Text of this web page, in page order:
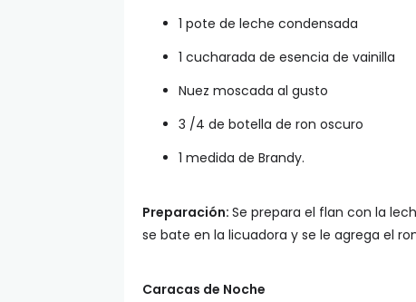
1 pote de leche condensada
1 cucharada de esencia de vainilla
Nuez moscada al gusto
3 /4 de botella de ron oscuro
1 medida de Brandy.
Preparación: Se prepara el flan con la
se bate en la licuadora y se le agrega el
Caracas de Noche